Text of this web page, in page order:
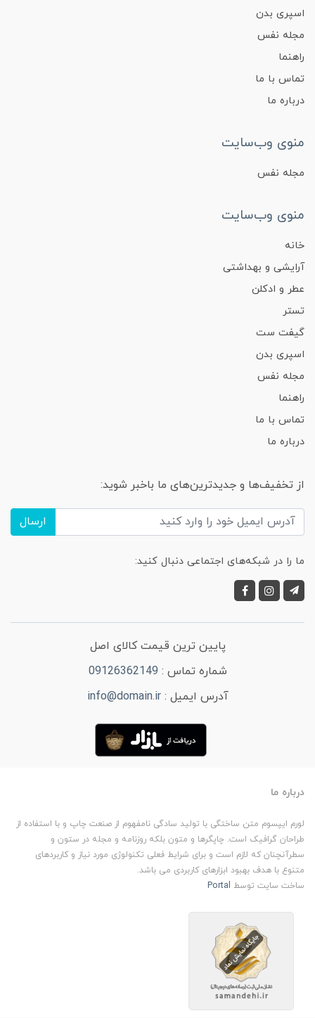
اسپری بدن
مجله نفس
راهنما
تماس با ما
درباره ما
منوی وب‌سایت
مجله نفس
منوی وب‌سایت
خانه
آرایشی و بهداشتی
عطر و ادکلن
تستر
گیفت ست
اسپری بدن
مجله نفس
راهنما
تماس با ما
درباره ما
از تخفیف‌ها و جدیدترین‌های ما باخبر شوید:
ارسال
ما را در شبکه‌های اجتماعی دنبال کنید:
پایین ترین قیمت کالای اصل
شماره تماس : 09126362149
آدرس ایمیل :info@domain.ir
درباره ما
لورم ایپسوم متن ساختگی با تولید سادگی نامفهوم از صنعت چاپ و با استفاده از
طراحان گرافیک است. چاپگرها و متون بلکه روزنامه و مجله در ستون و
سطرآنچنان که لازم است و برای شرایط فعلی تکنولوژی مورد نیاز و کاربردهای
متنوع با هدف بهبود ابزارهای کاربردی می باشد.
ساخت سایت توسط Portal